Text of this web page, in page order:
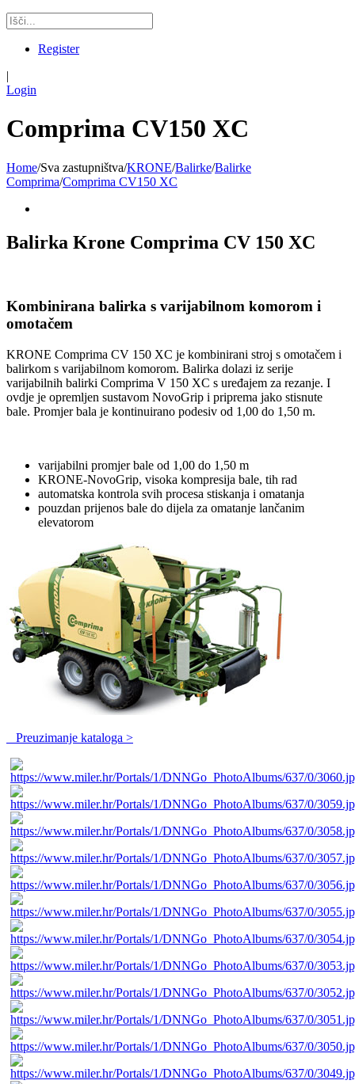
Register
|
Login
Comprima CV150 XC
Home/Sva zastupništva/KRONE/Balirke/Balirke
Comprima/Comprima CV150 XC
Balirka Krone Comprima CV 150 XC
Kombinirana balirka s varijabilnom komorom i
omotačem
KRONE Comprima CV 150 XC je kombinirani stroj s omotačem i
balirkom s varijabilnom komorom. Balirka dolazi iz serije
varijabilnih balirki Comprima V 150 XC s uređajem za rezanje. I
ovdje je opremljen sustavom NovoGrip i priprema jako stisnute
bale. Promjer bala je kontinuirano podesiv od 1,00 do 1,50 m.
varijabilni promjer bale od 1,00 do 1,50 m
KRONE-NovoGrip, visoka kompresija bale, tih rad
automatska kontrola svih procesa stiskanja i omatanja
pouzdan prijenos bale do dijela za omatanje lančanim
elevatorom
Preuzimanje kataloga >